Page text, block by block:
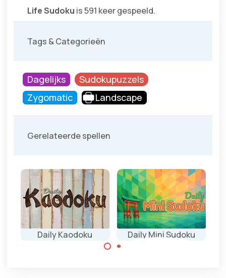
Life Sudoku is 591 keer gespeeld.
Tags & Categorieën
Dagelijks
Sudokupuzzels
Zygomatic
Landscape
Gerelateerde spellen
Daily Kaodoku Daily Mini Sudoku